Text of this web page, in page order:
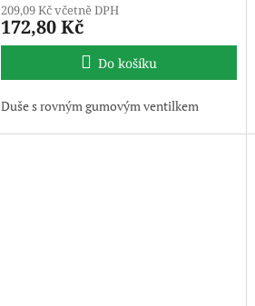
209,09 Kč včetně DPH
172,80 Kč
Do košíku
Duše s rovným gumovým ventilkem